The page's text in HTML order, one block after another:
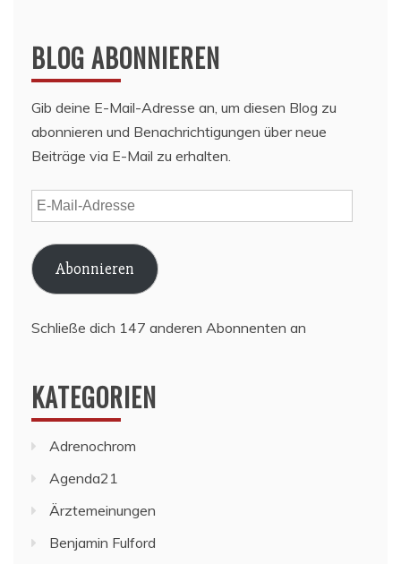
BLOG ABONNIEREN
Gib deine E-Mail-Adresse an, um diesen Blog zu
abonnieren und Benachrichtigungen über neue
Beiträge via E-Mail zu erhalten.
E-
Mail-
Adresse
Abonnieren
Schließe dich 147 anderen Abonnenten an
KATEGORIEN
Adrenochrom
Agenda21
Ärztemeinungen
Benjamin Fulford